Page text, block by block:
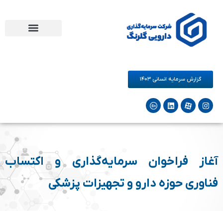
گزارش سرمایه انسانی ۱۴۰۳
آغاز فراخوان سرمایه‌گذاری و اکتساب
فناوری حوزه دارو و تجهیزات پزشکی